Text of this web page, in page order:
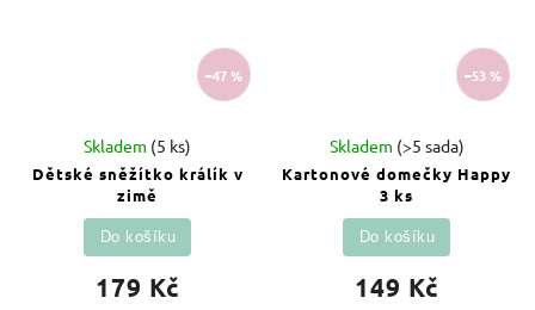
–47 %
Dětské sněžítko králík v
zimě
Skladem (5 ks)
179 Kč
Do košíku
–53 %
Kartonové domečky Happy
3 ks
Skladem (>5 sada)
149 Kč
Do košíku